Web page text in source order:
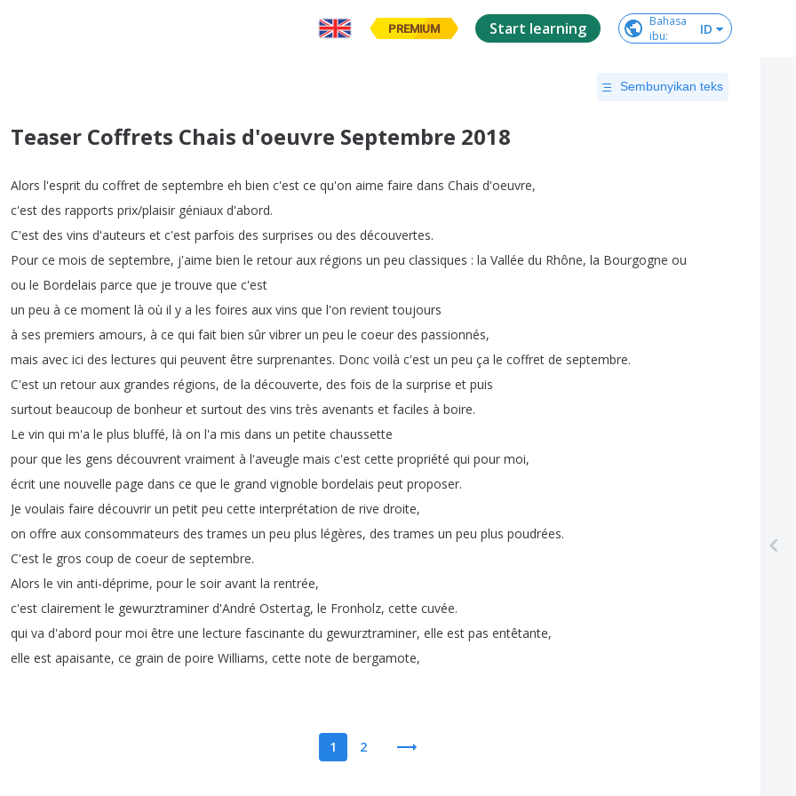
PREMIUM Start learning
Bahasa
ibu: ID
Sembunyikan teks
Teaser Coffrets Chais d'oeuvre Septembre 2018
Alors l'esprit du coffret de septembre eh bien c'est ce qu'on aime faire dans Chais d'oeuvre,
c'est des rapports prix/plaisir géniaux d'abord.
C'est des vins d'auteurs et c'est parfois des surprises ou des découvertes.
Pour ce mois de septembre, j'aime bien le retour aux régions un peu classiques : la Vallée du Rhône, la Bourgogne ou
ou le Bordelais parce que je trouve que c'est
un peu à ce moment là où il y a les foires aux vins que l'on revient toujours
à ses premiers amours, à ce qui fait bien sûr vibrer un peu le coeur des passionnés,
mais avec ici des lectures qui peuvent être surprenantes. Donc voilà c'est un peu ça le coffret de septembre.
C'est un retour aux grandes régions, de la découverte, des fois de la surprise et puis
surtout beaucoup de bonheur et surtout des vins très avenants et faciles à boire.
Le vin qui m'a le plus bluffé, là on l'a mis dans un petite chaussette
pour que les gens découvrent vraiment à l'aveugle mais c'est cette propriété qui pour moi,
écrit une nouvelle page dans ce que le grand vignoble bordelais peut proposer.
Je voulais faire découvrir un petit peu cette interprétation de rive droite,
on offre aux consommateurs des trames un peu plus légères, des trames un peu plus poudrées.
C'est le gros coup de coeur de septembre.
Alors le vin anti-déprime, pour le soir avant la rentrée,
c'est clairement le gewurztraminer d'André Ostertag, le Fronholz, cette cuvée.
qui va d'abord pour moi être une lecture fascinante du gewurztraminer, elle est pas entêtante,
elle est apaisante, ce grain de poire Williams, cette note de bergamote,
1 2